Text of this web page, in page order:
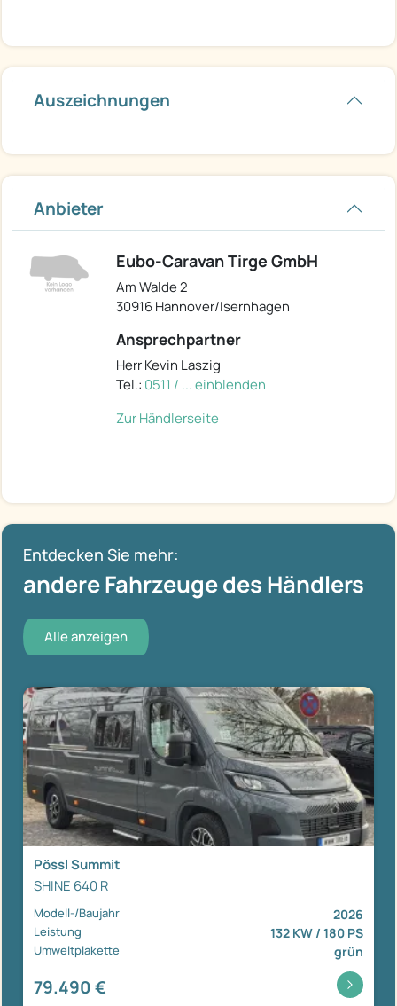
Auszeichnungen
Anbieter
Eubo-Caravan Tirge GmbH
Am Walde 2
30916 Hannover/Isernhagen
Ansprechpartner
Herr Kevin Laszig
Tel.: 0511 / ... einblenden
Zur Händlerseite
Entdecken Sie mehr:
andere Fahrzeuge des Händlers
Alle anzeigen
Pössl Summit
SHINE 640 R
Modell-/Baujahr 2026
Leistung 132 KW / 180 PS
Umweltplakette grün
79.490 €